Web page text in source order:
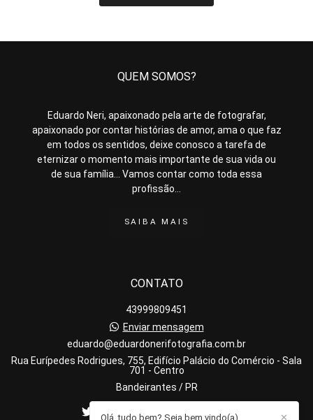
QUEM SOMOS?
Eduardo Neri, apaixonado pela arte de fotografar,
apaixonado por contar histórias de amor, ama o que faz
em todos os sentidos, deixe conosco a tarefa de
eternizar o momento mais importante de sua vida ou
de sua família... Vamos contar como toda essa
profissão...
SAIBA MAIS
CONTATO
43999809451
Enviar mensagem
eduardo@eduardonerifotografia.com.br
Rua Eurípedes Rodrigues, 755, Edifício Palácio do Comércio - Sala
701 - Centro
Bandeirantes / PR
✕
Olá, tudo bem? Seja bem vindo(a)